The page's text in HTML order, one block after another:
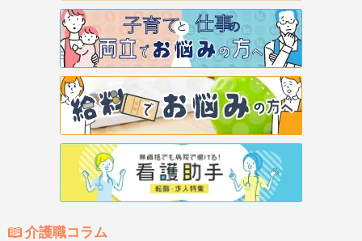
介護職コラム